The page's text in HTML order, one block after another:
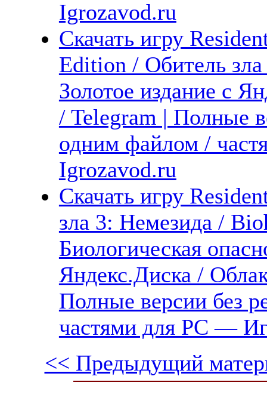
Igrozavod.ru
Скачать игру
Edition / Обитель зла
Золотое издание с
/ Telegram | Полные
одним файлом /
Igrozavod.ru
Скачать игру
зла 3: Немезида /
Биологическая
Яндекс.Диска /
Полные версии без
частями для PC —
<< Предыдущий